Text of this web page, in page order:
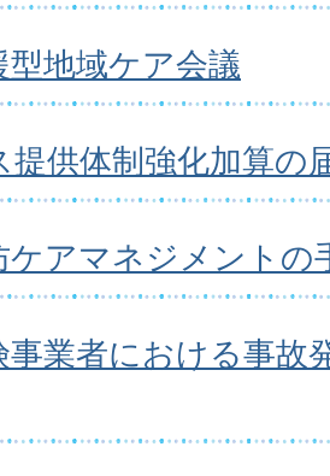
型地域ケア会議
提供体制強化加算の
ケアマネジメントの
事業者における事故